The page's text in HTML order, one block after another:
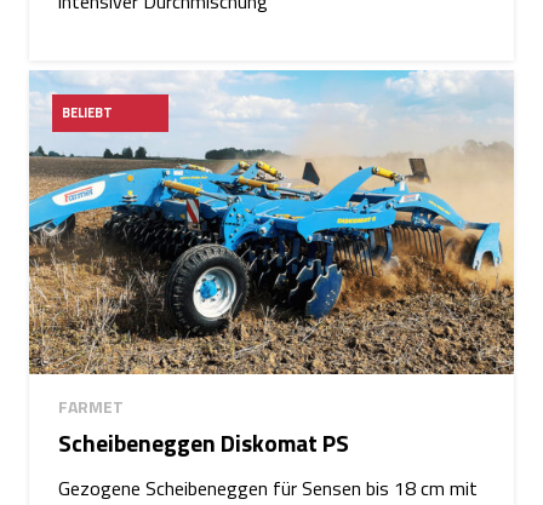
BELIEBT
FARMET
Scheibeneggen Diskomat PS
Gezogene Scheibeneggen für Sensen bis 18 cm mit